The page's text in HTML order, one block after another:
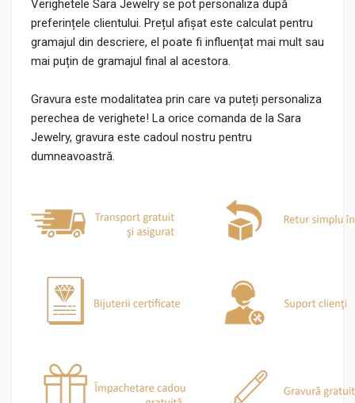
Verighetele Sara Jewelry se pot personaliza după
preferințele clientului. Prețul afișat este calculat pentru
gramajul din descriere, el poate fi influențat mai mult sau
mai puțin de gramajul final al acestora.
Gravura este modalitatea prin care va puteți personaliza
perechea de verighete! La orice comanda de la Sara
Jewelry, gravura este cadoul nostru pentru
dumneavoastră.